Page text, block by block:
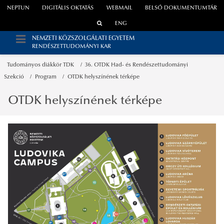
WEBMAIL
NEPTUN DIGITÁLIS OKTATÁS BELSŐ DOKUMENTUMTÁR
ENG
NEMZETI KÖZSZOLGÁLATI EGYETEM
RENDÉSZETTUDOMÁNYI KAR
Tudományos diákkör TDK 36. OTDK Had- és Rendészettudományi
Szekció Program OTDK helyszínének térképe
OTDK helyszínének térképe